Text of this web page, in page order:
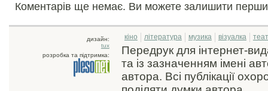
Коментарів ще немає. Ви можете залишити
дизайн:
tux
розробка та підтримка:
кіно література музика візуалка
Передрук для інтернет-
та із зазначенням імені
автора. Всі публікації